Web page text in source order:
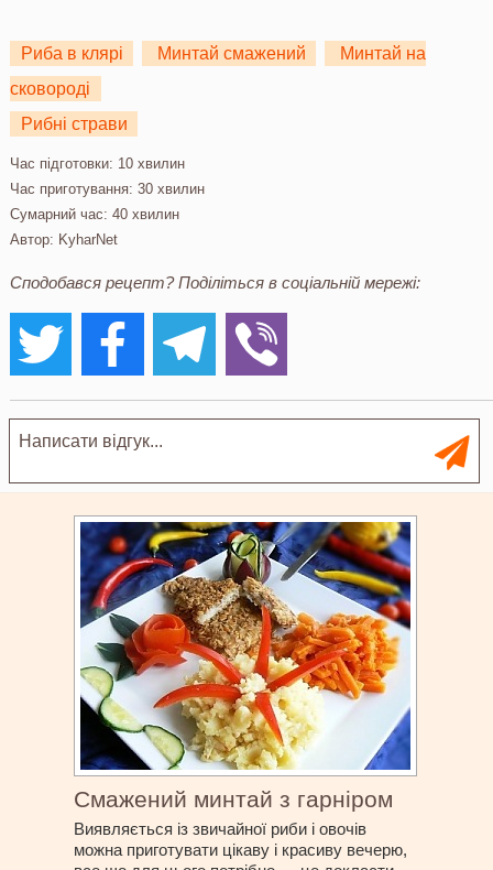
Риба в клярі Минтай смажений
Минтай на
сковороді
Рибні страви
Час підготовки: 10 хвилин
Час приготування: 30 хвилин
Сумарний час: 40 хвилин
Автор: KyharNet
Сподобався рецепт? Поділіться в соціальній мережі:
Смажений минтай з гарніром
Виявляється із звичайної риби і овочів
можна приготувати цікаву і красиву вечерю,